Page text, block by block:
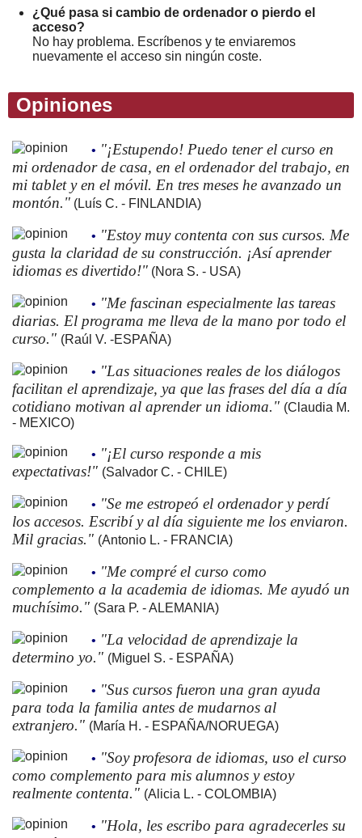
¿Qué pasa si cambio de ordenador o pierdo el
acceso?
No hay problema. Escríbenos y te enviaremos
nuevamente el acceso sin ningún coste.
Opiniones
• "¡Estupendo! Puedo tener el curso en
mi ordenador de casa, en el ordenador del trabajo, en
mi tablet y en el móvil. En tres meses he avanzado un
montón." (Luís C. - FINLANDIA)
• "Estoy muy contenta con sus cursos. Me
gusta la claridad de su construcción. ¡Así aprender
idiomas es divertido!" (Nora S. - USA)
• "Me fascinan especialmente las tareas
diarias. El programa me lleva de la mano por todo el
curso." (Raúl V. -ESPAÑA)
• "Las situaciones reales de los diálogos
facilitan el aprendizaje, ya que las frases del día a día
cotidiano motivan al aprender un idioma." (Claudia M.
- MEXICO)
• "¡El curso responde a mis
expectativas!" (Salvador C. - CHILE)
• "Se me estropeó el ordenador y perdí
los accesos. Escribí y al día siguiente me los enviaron.
Mil gracias." (Antonio L. - FRANCIA)
• "Me compré el curso como
complemento a la academia de idiomas. Me ayudó un
muchísimo." (Sara P. - ALEMANIA)
• "La velocidad de aprendizaje la
determino yo." (Miguel S. - ESPAÑA)
• "Sus cursos fueron una gran ayuda
para toda la familia antes de mudarnos al
extranjero." (María H. - ESPAÑA/NORUEGA)
• "Soy profesora de idiomas, uso el curso
como complemento para mis alumnos y estoy
realmente contenta." (Alicia L. - COLOMBIA)
• "Hola, les escribo para agradecerles su